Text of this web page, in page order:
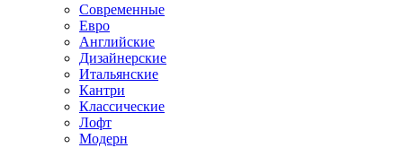
Современные
Евро
Английские
Дизайнерские
Итальянские
Кантри
Классические
Лофт
Модерн